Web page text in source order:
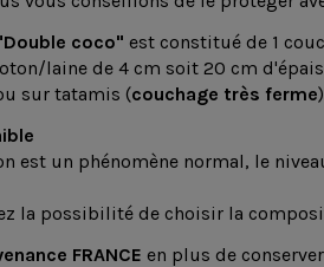
coco" est constitué de 1
laine de 4 cm soit 20 cm
sur tatamis (couchage très ferme
est un phénomène normal, le
la possibilité de choisir la
FRANCE en plus de